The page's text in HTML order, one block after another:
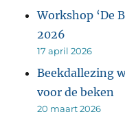
Workshop ‘De
2026
17 april 2026
Beekdallezing
voor de beken
20 maart 2026